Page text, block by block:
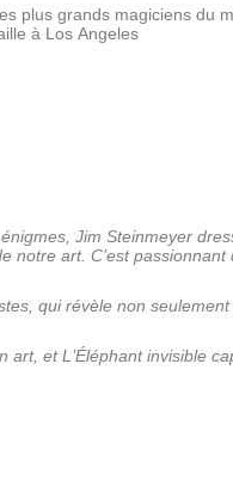
plus grands magiciens du
à Los Angeles
Jim Steinmeyer
notre art. C’est
qui révèle non
et L’Éléphant invisible